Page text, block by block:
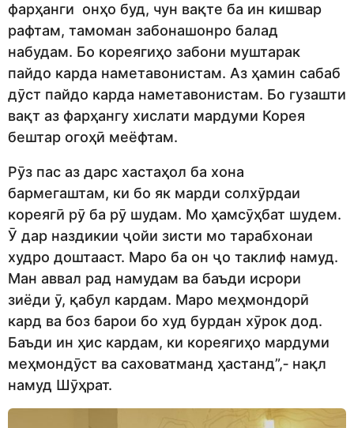
фарҳанги онҳо буд, чун вақте ба ин кишвар
рафтам, тамоман забонашонро балад
набудам. Бо кореягиҳо забони муштарак
пайдо карда наметавонистам. Аз ҳамин сабаб
дӯст пайдо карда наметавонистам. Бо гузашти
вақт аз фарҳангу хислати мардуми Корея
бештар огоҳӣ меёфтам.
Рӯз пас аз дарс хастаҳол ба хона
бармегаштам, ки бо як марди солхӯрдаи
кореягӣ рӯ ба рӯ шудам. Мо ҳамсӯҳбат шудем.
Ӯ дар наздикии ҷойи зисти мо тарабхонаи
худро доштааст. Маро ба он ҷо таклиф намуд.
Ман аввал рад намудам ва баъди исрори
зиёди ӯ, қабул кардам. Маро меҳмондорӣ
кард ва боз барои бо худ бурдан хӯрок дод.
Баъди ин ҳис кардам, ки кореягиҳо мардуми
меҳмондӯст ва саховатманд ҳастанд”,‑ нақл
намуд Шӯҳрат.